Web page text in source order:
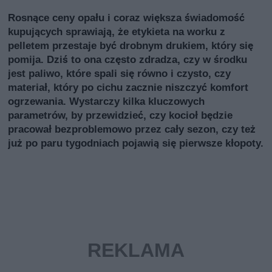
Rosnące ceny opału i coraz większa świadomość
kupujących sprawiają, że etykieta na worku z
pelletem przestaje być drobnym drukiem, który się
pomija. Dziś to ona często zdradza, czy w środku
jest paliwo, które spali się równo i czysto, czy
materiał, który po cichu zacznie niszczyć komfort
ogrzewania. Wystarczy kilka kluczowych
parametrów, by przewidzieć, czy kocioł będzie
pracował bezproblemowo przez cały sezon, czy też
już po paru tygodniach pojawią się pierwsze kłopoty.